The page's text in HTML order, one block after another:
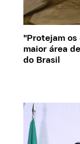
"Protejam
maior área
do Brasil